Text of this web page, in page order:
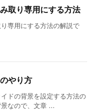
取り専用にする方法
専用にする方法の解説で
やり方
ドの背景を設定する方法の
なので、文章 ...